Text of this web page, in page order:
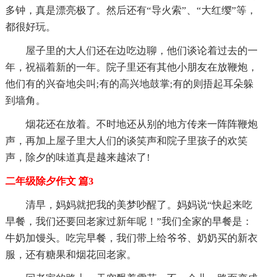
多钟，真是漂亮极了。然后还有“导火索”、“大红缨”等，
都很好玩。
屋子里的大人们还在边吃边聊，他们谈论着过去的一
年，祝福着新的一年。院子里还有其他小朋友在放鞭炮，
他们有的兴奋地尖叫;有的高兴地鼓掌;有的则捂起耳朵躲
到墙角。
烟花还在放着。不时地还从别的地方传来一阵阵鞭炮
声，再加上屋子里大人们的谈笑声和院子里孩子的欢笑
声，除夕的味道真是越来越浓了!
二年级除夕作文 篇3
清早，妈妈就把我的美梦吵醒了。妈妈说“快起来吃
早餐，我们还要回老家过新年呢！”我们全家的早餐是：
牛奶加馒头。吃完早餐，我们带上给爷爷、奶奶买的新衣
服，还有糖果和烟花回老家。